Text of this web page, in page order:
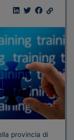
provincia di